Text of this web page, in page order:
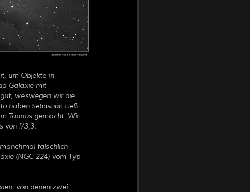
um Objekte in
Galaxie mit
weswegen wir die
haben Sebastian Heß
Taunus gemacht. Wir
von f/3,3.
fälschlich
(NGC 224) vom Typ
von denen zwei